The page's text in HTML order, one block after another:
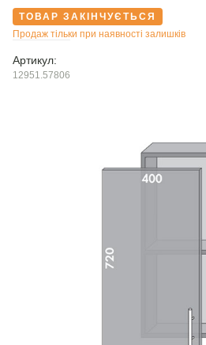
ТОВАР ЗАКІНЧУЄТЬСЯ
Продаж тільки при наявності залишків
Артикул:
12951.57806